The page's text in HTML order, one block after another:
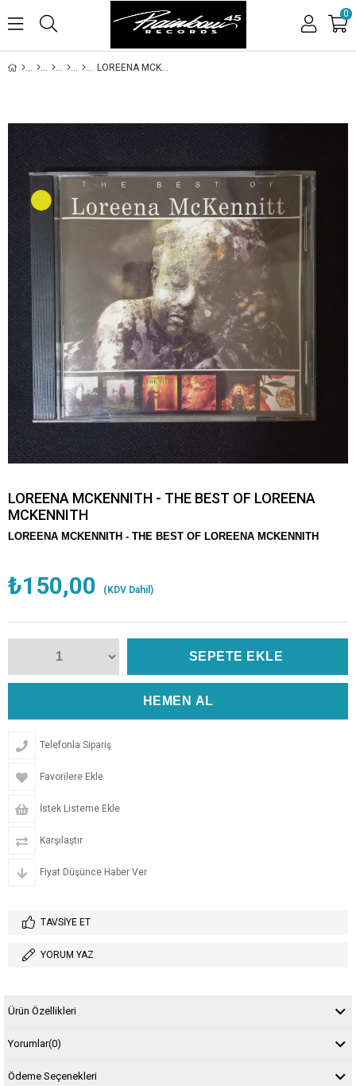
0
LOREENA MCKENNITH - THE BEST OF LOREENA MCKENNITH
LOREENA MCKENNITH - THE BEST OF LOREENA
MCKENNITH
LOREENA MCKENNITH - THE BEST OF LOREENA MCKENNITH
₺150,00 (KDV Dahil)
Telefonla Sipariş
Favorilere Ekle
İstek Listeme Ekle
Karşılaştır
Fiyat Düşünce Haber Ver
TAVSIYE ET
YORUM YAZ
Ürün Özellikleri
Yorumlar(0)
Ödeme Seçenekleri